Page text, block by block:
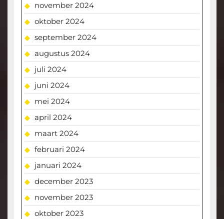
november 2024
oktober 2024
september 2024
augustus 2024
juli 2024
juni 2024
mei 2024
april 2024
maart 2024
februari 2024
januari 2024
december 2023
november 2023
oktober 2023